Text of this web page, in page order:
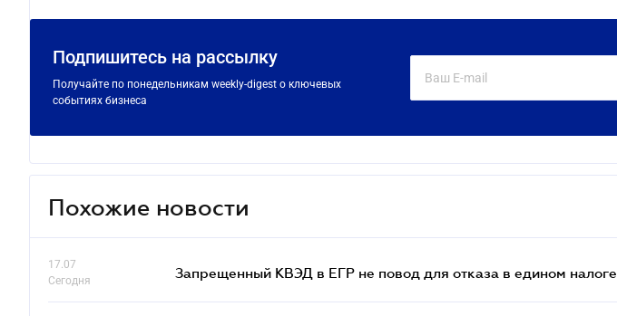
Подпишитесь на рассылку
Получайте по понедельникам weekly-digest о ключевых
событиях бизнеса
Похожие новости
17.07
Сегодня
Запрещенный КВЭД в ЕГР не повод для отказа в едином налоге